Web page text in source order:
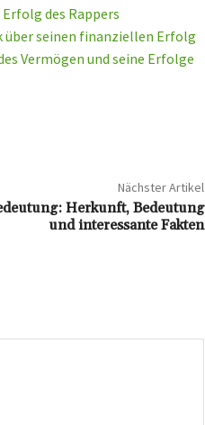
des Rappers
über seinen finanziellen Erfolg
Vermögen und seine Erfolge
Nächster Artikel
Herkunft, Bedeutung
und interessante Fakten